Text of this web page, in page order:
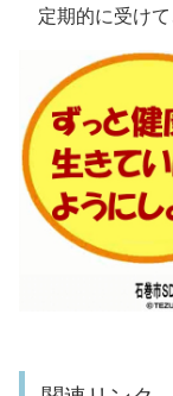
定期的に受けて